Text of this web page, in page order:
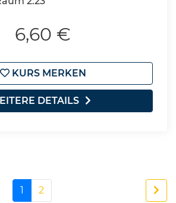
6,60 €
KURS MERKEN
DETAILS
1 2